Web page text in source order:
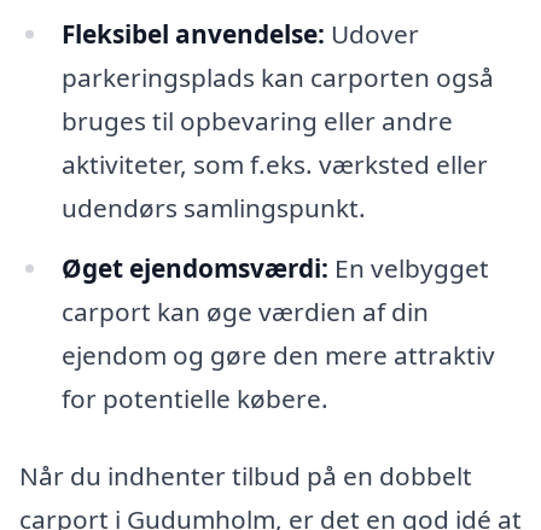
Fleksibel anvendelse: Udover
parkeringsplads kan carporten også
bruges til opbevaring eller andre
aktiviteter, som f.eks. værksted eller
udendørs samlingspunkt.
Øget ejendomsværdi: En velbygget
carport kan øge værdien af din
ejendom og gøre den mere attraktiv
for potentielle købere.
Når du indhenter tilbud på en dobbelt
carport i Gudumholm, er det en god idé at